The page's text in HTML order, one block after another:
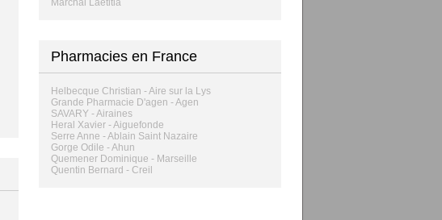
Marchal Laëtitia
Pharmacies en France
Helbecque Christian - Aire sur la Lys
Grande Pharmacie D'agen - Agen
SAVARY - Airaines
Heral Xavier - Aiguefonde
Serre Anne - Ablain Saint Nazaire
Gorge Odile - Ahun
Quemener Dominique - Marseille
Quentin Bernard - Creil